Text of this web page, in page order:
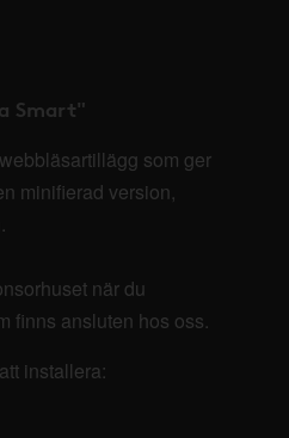
Smart"
som ger
minifierad version,
när du
finns ansluten hos oss.
installera: